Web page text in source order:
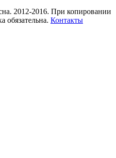
2012-2016. При копировании
обязательна. Контакты